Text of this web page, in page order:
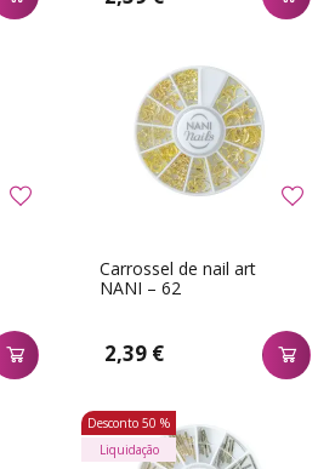
Carrossel de nail art
NANI – 62
2,39 €
Desconto 50 %
Liquidação